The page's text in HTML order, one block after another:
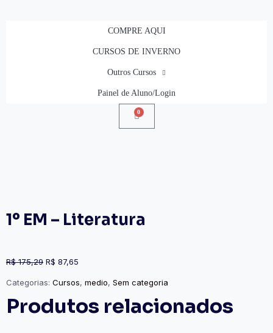
COMPRE AQUI
CURSOS DE INVERNO
Outros Cursos
Painel de Aluno/Login
0
1º EM – Literatura
R$175,29 R$ 87,65
Categorias: Cursos, medio, Sem categoria
Produtos relacionados